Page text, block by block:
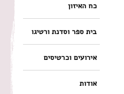
כח האיזון
בית ספר וסדנת ורטיגו
אירועים וכרטיסים
אודות